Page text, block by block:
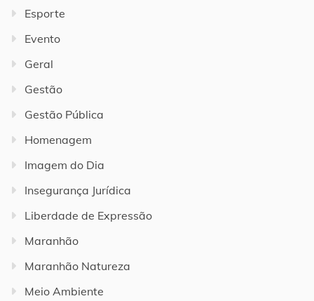
Esporte
Evento
Geral
Gestão
Gestão Pública
Homenagem
Imagem do Dia
Insegurança Jurídica
Liberdade de Expressão
Maranhão
Maranhão Natureza
Meio Ambiente